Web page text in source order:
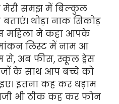
मेरी समझ में बिल्कुल
थोड़ा नाक सिकोड़
ने कहा आपके
लिस्ट में नाम आ
से, अब फीस, स्कूल ड्रेस
के साथ आप बच्चे को
इतना कह कर धड़ाम
भी ठीक कह कर फोन